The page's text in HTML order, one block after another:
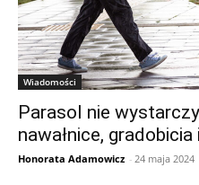
Wiadomości
Parasol nie
nawałnice,
Honorata Adamowicz - 24 maja 2024